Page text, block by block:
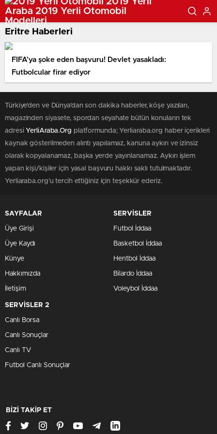
Eritre Haberleri
FIFA’ya şoke eden başvuru! Devlet yasakladı:
Futbolcular firar ediyor
Türkiye'den ve Dünya’dan son dakika haberler, köşe yazıları,
magazinden siyasete, spordan seyahate bütün konuların tek
adresi YerliAraba.Org platformunda; Yerliaraba.org haber içerikleri
kaynak gösterilmeden alıntı yapılamaz, kanuna aykırı ve izinsiz
olarak kopyalanamaz, başka yerde yayınlanamaz. Aykırı işlem
yapan kişi/kişiler için yasal başvuru hakkı saklı tutulmaktadır.
Yerliaraba.org'u tercih ettiğiniz için teşekkür ederiz.
SAYFALAR
Üye Girişi
Üye Kaydı
Künye
Hakkımızda
İletişim
SERVİSLER
Futbol İddaa
Basketbol İddaa
Hentbol İddaa
Bilardo İddaa
Voleybol İddaa
SERVİSLER 2
Canlı Borsa
Canlı Sonuçlar
Canlı TV
Futbol Canlı Sonuçlar
BİZİ TAKİP ET